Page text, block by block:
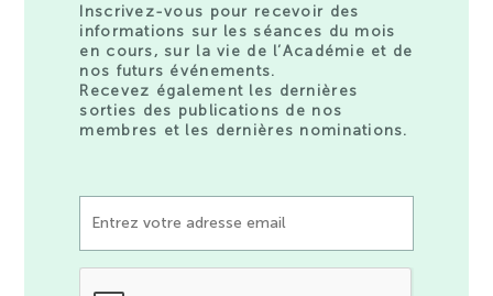
Inscrivez-vous pour recevoir des
informations sur les séances du mois
en cours, sur la vie de l’Académie et de
nos futurs événements.
Recevez également les dernières
sorties des publications de nos
membres et les dernières nominations.